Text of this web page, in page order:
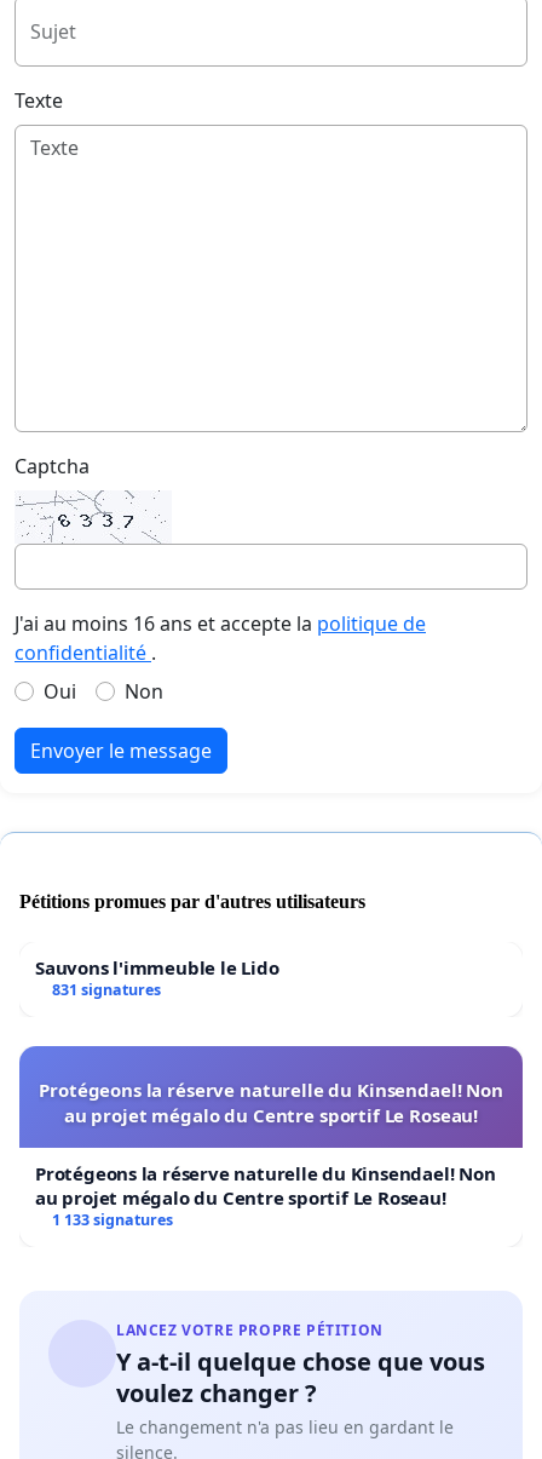
Sujet
Texte
Captcha
J'ai au moins 16 ans et accepte la politique de
confidentialité .
Oui
Non
Envoyer le message
Pétitions promues par d'autres utilisateurs
Sauvons l'immeuble le Lido
831 signatures
Protégeons la réserve naturelle du Kinsendael! Non
au projet mégalo du Centre sportif Le Roseau!
Protégeons la réserve naturelle du Kinsendael! Non
au projet mégalo du Centre sportif Le Roseau!
1 133 signatures
LANCEZ VOTRE PROPRE PÉTITION
Y a-t-il quelque chose que vous
voulez changer ?
Le changement n'a pas lieu en gardant le
silence.